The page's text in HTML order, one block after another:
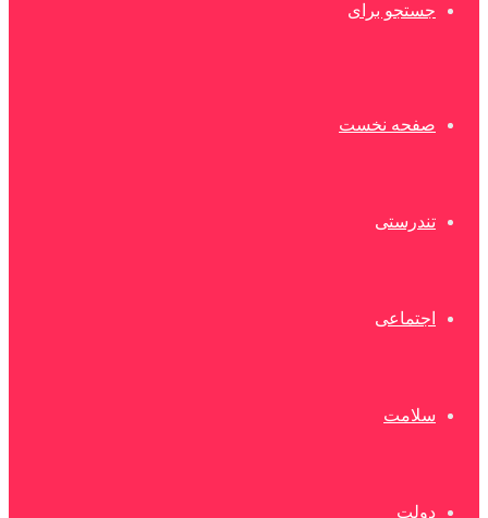
جستجو برای
صفحه نخست
تندرستی
اجتماعی
سلامت
دولت